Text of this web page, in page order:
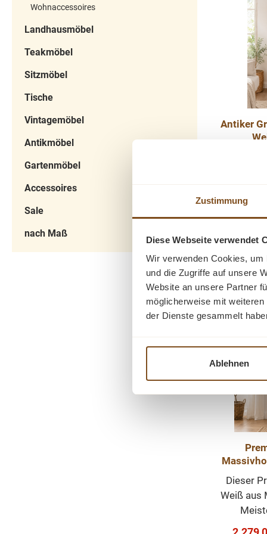
Zustimmung
Diese Webseite verwendet
Wir verwenden Cookies,
und die Zugriffe auf unsere
Website an unsere Partner
möglicherweise mit
der Dienste gesammelt
Ablehnen
kg
Wohnaccessoires
Landhausmöbel
Teakmöbel
Sitzmöbel
Tische
Vintagemöbel
Antikmöbel
Gartenmöbel
Accessoires
Sale
nach Maß
und
Antiker
seinen
Die
Preise
Rabatt
-23%
Dieser
Weiß aus